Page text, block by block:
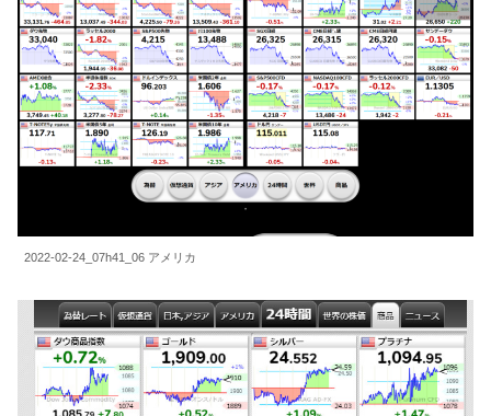
2022-02-24_07h41_06 アメリカ